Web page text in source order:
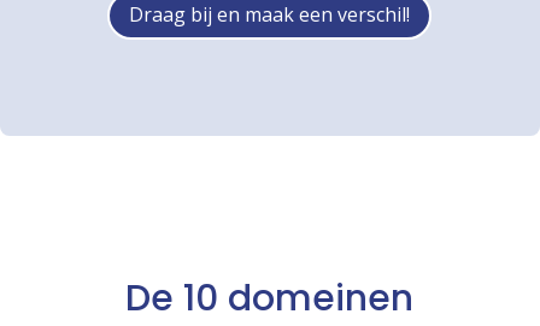
Draag bij en maak een verschil!
De 10 domeinen